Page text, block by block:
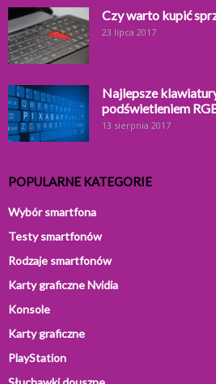
Czy warto kupić
23 lipca 2017
Najlepsze
podświetleniem
13 sierpnia 2017
POPULARNE KATEGORIE
Wybór smartfona
Testy smartfonów
Rodzaje smartfonów
Karty graficzne Nvidia
Konsole
Karty graficzne
PlayStation